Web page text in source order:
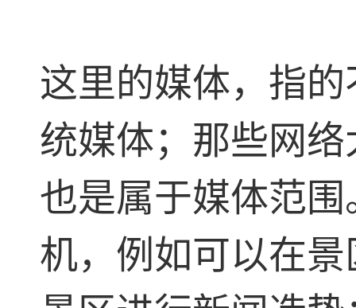
这里的媒体，指
统媒体；那些网
也是属于媒体范
机，例如可以在